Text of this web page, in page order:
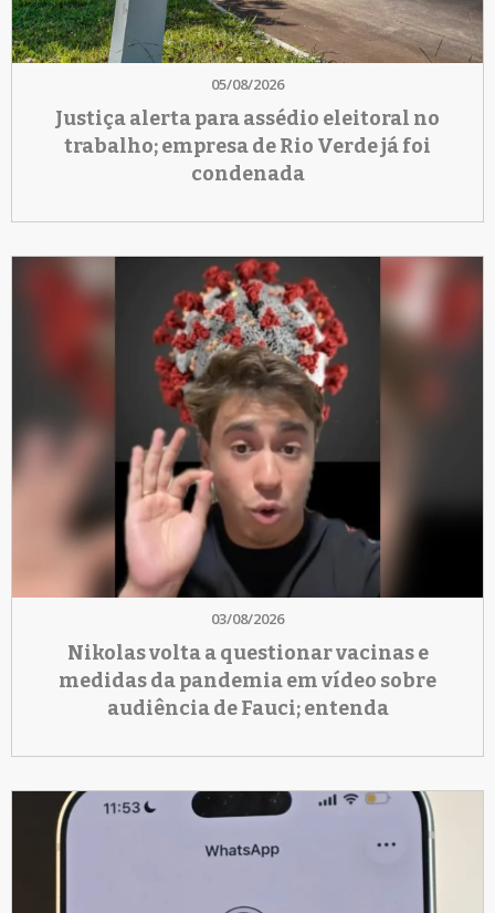
05/08/2026
Justiça alerta para assédio eleitoral no
trabalho; empresa de Rio Verde já foi
condenada
03/08/2026
Nikolas volta a questionar vacinas e
medidas da pandemia em vídeo sobre
audiência de Fauci; entenda